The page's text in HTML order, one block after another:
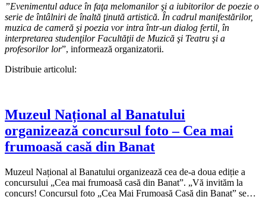
”Evenimentul aduce în faţa melomanilor şi a iubitorilor de poezie o
serie de întâlniri de înaltă ţinută artistică. În cadrul manifestărilor,
muzica de cameră şi poezia vor intra într-un dialog fertil, în
interpretarea studenţilor Facultăţii de Muzică şi Teatru şi a
profesorilor lor”, informează organizatorii.
Distribuie articolul:
Muzeul Național al Banatului
organizează concursul foto – Cea mai
frumoasă casă din Banat
Muzeul Național al Banatului organizează cea de-a doua ediție a
concursului „Cea mai frumoasă casă din Banat”. „Vă invităm la
concurs! Concursul foto „Cea Mai Frumoasă Casă din Banat” se…